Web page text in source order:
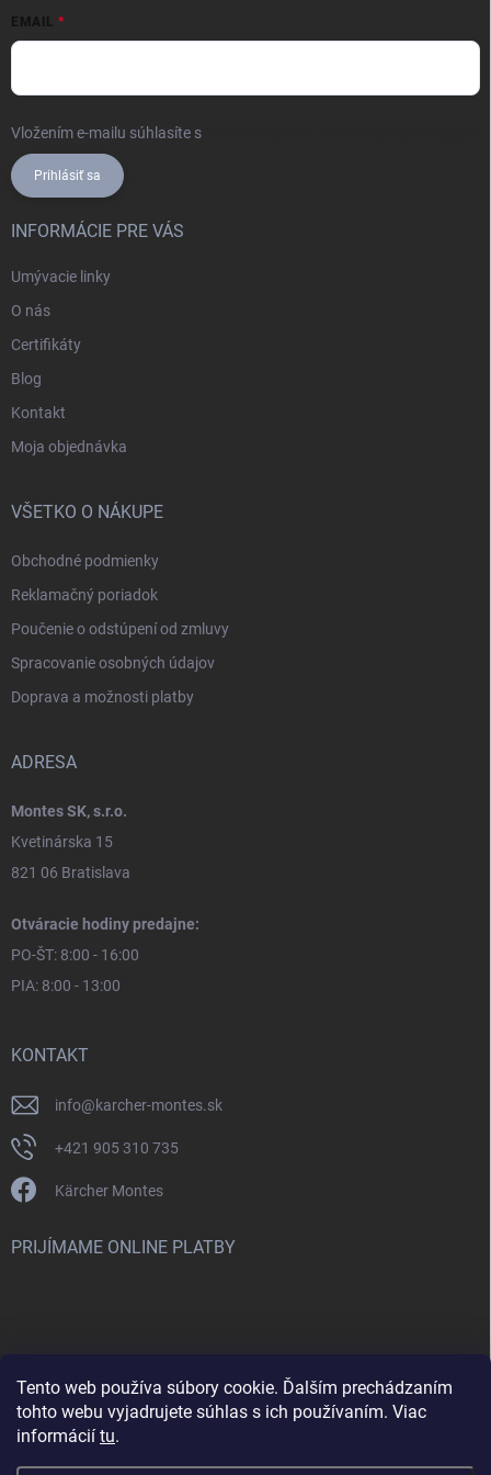
Tento web používa súbory cookie. Ďalším prechádzaním
tohto webu vyjadrujete súhlas s ich používaním. Viac
informácií tu.
EMAIL
Vložením e-mailu súhlasíte s
Prihlásiť sa
INFORMÁCIE PRE VÁS
Umývacie linky
O nás
Certifikáty
Blog
Kontakt
Moja objednávka
VŠETKO O NÁKUPE
Obchodné podmienky
Reklamačný poriadok
Poučenie o odstúpení od zmluvy
Spracovanie osobných údajov
Doprava a možnosti platby
ADRESA
Montes SK, s.r.o.
Kvetinárska 15
821 06 Bratislava
Otváracie hodiny predajne:
PO-ŠT: 8:00 - 16:00
PIA: 8:00 - 13:00
KONTAKT
info@karcher-montes.sk
+421 905 310 735
Kärcher Montes
PRIJÍMAME ONLINE PLATBY
Nenašli ste čo ste hľadali? Máte záujem o inú značku? Skúste
navštíviť aj našu stránku Montclean.sk